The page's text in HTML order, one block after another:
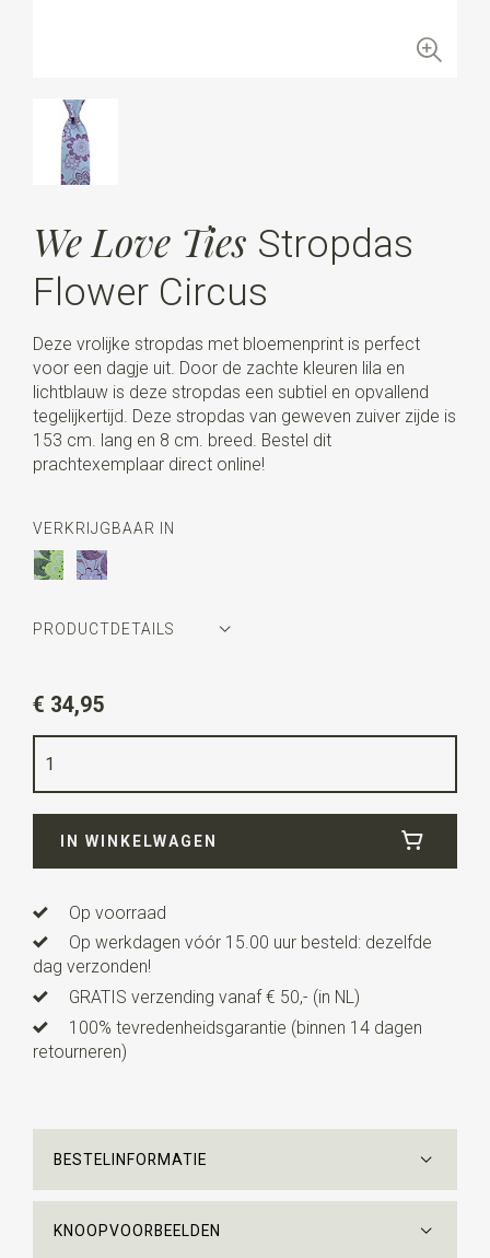
We Love Ties Stropdas
Flower Circus
Deze vrolijke stropdas met bloemenprint is perfect
voor een dagje uit. Door de zachte kleuren lila en
lichtblauw is deze stropdas een subtiel en opvallend
tegelijkertijd. Deze stropdas van geweven zuiver zijde is
153 cm. lang en 8 cm. breed. Bestel dit
prachtexemplaar direct online!
VERKRIJGBAAR IN
PRODUCTDETAILS
lichtblauw / lila
Kwaliteit
Lengteca. 153 cm
€ 34,95
IN WINKELWAGEN
Op voorraad
Op werkdagen vóór 15.00 uur besteld: dezelfde
dag verzonden!
GRATIS verzending vanaf € 50,- (in NL)
100% tevredenheidsgarantie (binnen 14 dagen
retourneren)
BESTELINFORMATIE
KNOOPVOORBEELDEN